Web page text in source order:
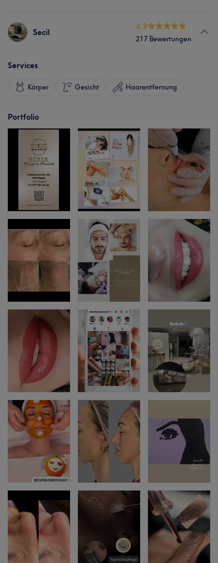
Secil
4.9
217 Bewertungen
Services
Körper Gesicht Haarentfernung
Portfolio